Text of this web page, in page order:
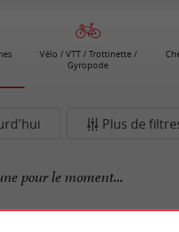
Vélo / VTT / Trottinette /
Gyropode
Plus de
pour le moment...